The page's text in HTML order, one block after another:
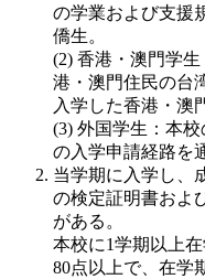
の学業および支援
僑生。
(2) 香港・澳門学
港・澳門住民の台
入学した香港・澳
(3) 外国学生：本
の入学申請経路を
当学期に入学し、
の検定証明書およ
がある。
本校に1学期以上
80点以上で、在学